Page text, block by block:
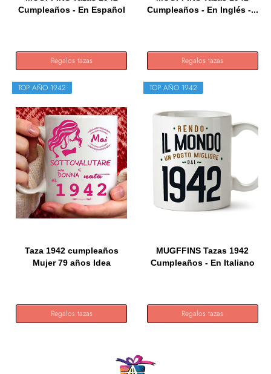
Cumpleaños - En Español
Regalos tazas
Cumpleaños - En Inglés -...
Regalos tazas
TOP AÑO 1942
Taza 1942 cumpleaños
Mujer 79 años Idea
Regalos tazas
TOP AÑO 1942
MUGFFINS Tazas 1942
Cumpleaños - En Italiano
Regalos tazas